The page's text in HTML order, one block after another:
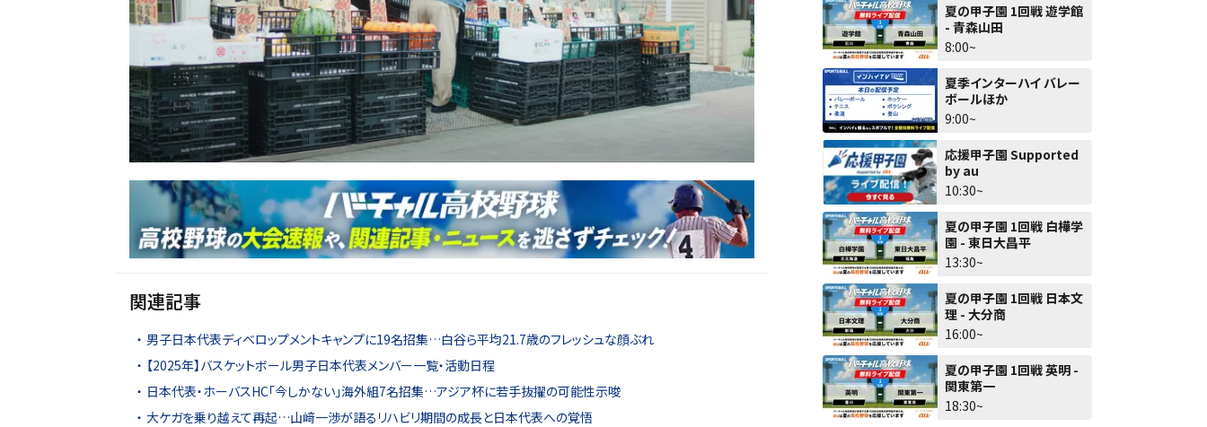
関連記事
男子日本代表ディベロップメントキャンプに19名招集…白谷ら平均21.7歳のフレッシュな顔ぶれ
【2025年】バスケットボール男子日本代表メンバー一覧・活動日程
日本代表・ホーバスHC「今しかない」海外組7名招集…アジア杯に若手抜擢の可能性示唆
大ケガを乗り越えて再起…山﨑一渉が語るリハビリ期間の成長と日本代表への覚悟
夏の甲子園 1回戦 遊学館
- 青森山田
8:00~
夏季インターハイ バレー
ボールほか
9:00~
応援甲子園 Supported
by au
10:30~
夏の甲子園 1回戦 白樺学
園 - 東日大昌平
13:30~
夏の甲子園 1回戦 日本文
理 - 大分商
16:00~
夏の甲子園 1回戦 英明 -
関東第一
18:30~